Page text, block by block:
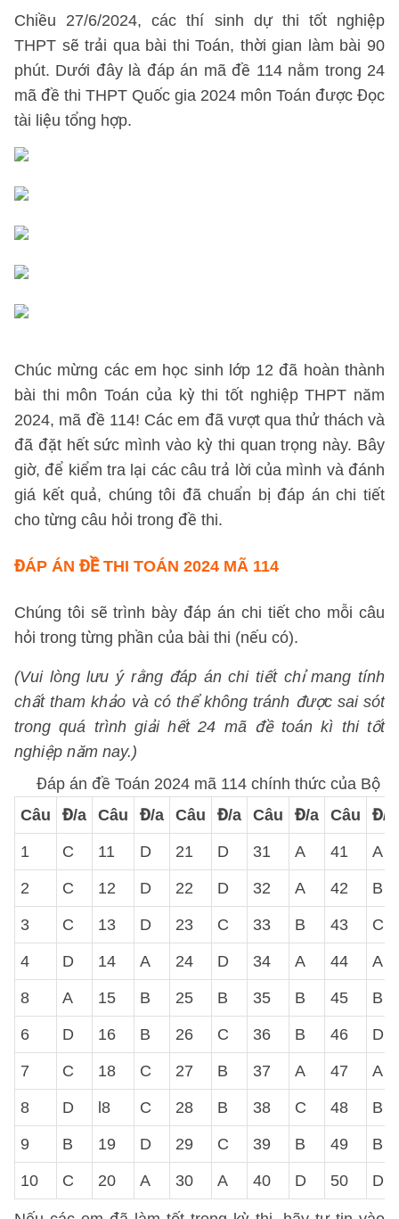
Chiều 27/6/2024, các thí sinh dự thi tốt nghiệp
THPT sẽ trải qua bài thi Toán, thời gian làm bài 90
phút. Dưới đây là đáp án mã đề 114 nằm trong 24
mã đề thi THPT Quốc gia 2024 môn Toán được Đọc
tài liệu tổng hợp.
Chúc mừng các em học sinh lớp 12 đã hoàn thành
bài thi môn Toán của kỳ thi tốt nghiệp THPT năm
2024, mã đề 114! Các em đã vượt qua thử thách và
đã đặt hết sức mình vào kỳ thi quan trọng này. Bây
giờ, để kiểm tra lại các câu trả lời của mình và đánh
giá kết quả, chúng tôi đã chuẩn bị đáp án chi tiết
cho từng câu hỏi trong đề thi.
ĐÁP ÁN ĐỀ THI TOÁN 2024 MÃ 114
Chúng tôi sẽ trình bày đáp án chi tiết cho mỗi câu
hỏi trong từng phần của bài thi (nếu có).
(Vui lòng lưu ý rằng đáp án chi tiết chỉ mang tính
chất tham khảo và có thể không tránh được sai sót
trong quá trình giải hết 24 mã đề toán kì thi tốt
nghiệp năm nay.)
Đáp án đề Toán 2024 mã 114 chính thức của Bộ
Câu
Đ/a Câu Đ/a Câu Đ/a Câu Đ/a Câu Đ/a
1 C 11 D 21 D 31 A 41 A
2 C 12 D 22 D 32 A 42 B
3 C 13 D 23 C 33 B 43 C
4 D 14 A 24 D 34 A 44 A
8 A 15 B 25 B 35 B 45 B
6 D 16 B 26 C 36 B 46 D
7 C 18 C 27 B 37 A 47 A
8 D l8 C 28 B 38 C 48 B
9 B 19 D 29 C 39 B 49 B
10 C 20 A 30 A 40 D 50 D